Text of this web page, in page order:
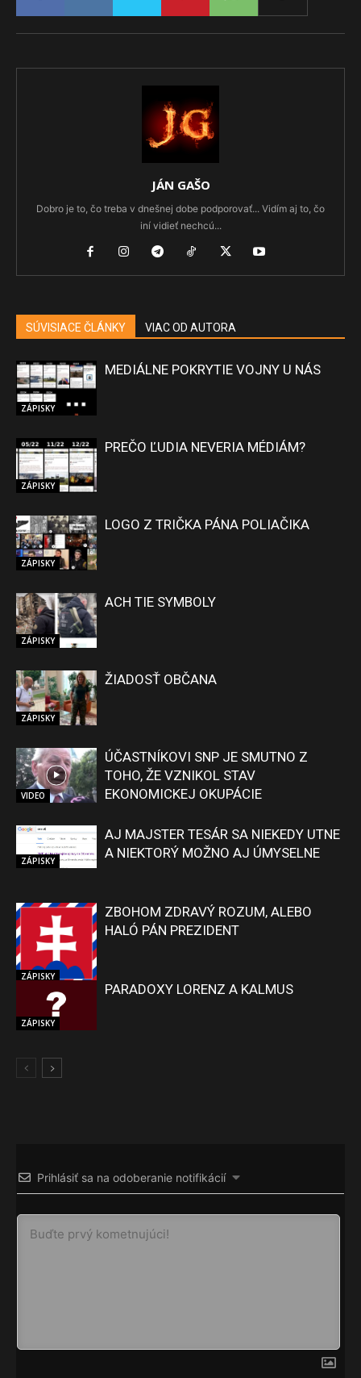
JÁN GAŠO
Dobro je to, čo treba v dnešnej dobe podporovať... Vidím aj to, čo
iní vidieť nechcú...
SÚVISIACE ČLÁNKY VIAC OD AUTORA
ZÁPISKY
MEDIÁLNE POKRYTIE VOJNY U NÁS
ZÁPISKY
PREČO ĽUDIA NEVERIA MÉDIÁM?
ZÁPISKY
LOGO Z TRIČKA PÁNA POLIAČIKA
ZÁPISKY
ACH TIE SYMBOLY
ZÁPISKY
ŽIADOSŤ OBČANA
VIDEO
ÚČASTNÍKOVI SNP JE SMUTNO Z
TOHO, ŽE VZNIKOL STAV
EKONOMICKEJ OKUPÁCIE
ZÁPISKY
AJ MAJSTER TESÁR SA NIEKEDY UTNE
A NIEKTORÝ MOŽNO AJ ÚMYSELNE
ZÁPISKY
ZBOHOM ZDRAVÝ ROZUM, ALEBO
HALÓ PÁN PREZIDENT
ZÁPISKY
PARADOXY LORENZ A KALMUS
Prihlásiť sa na odoberanie notifikácií